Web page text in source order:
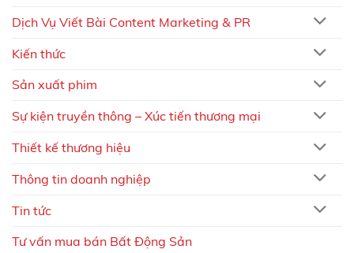
Dịch Vụ Viết Bài Content Marketing & PR
Kiến thức
Sản xuất phim
Sự kiện truyền thông – Xúc tiến thương mại
Thiết kế thương hiệu
Thông tin doanh nghiệp
Tin tức
Tư vấn mua bán Bất Động Sản